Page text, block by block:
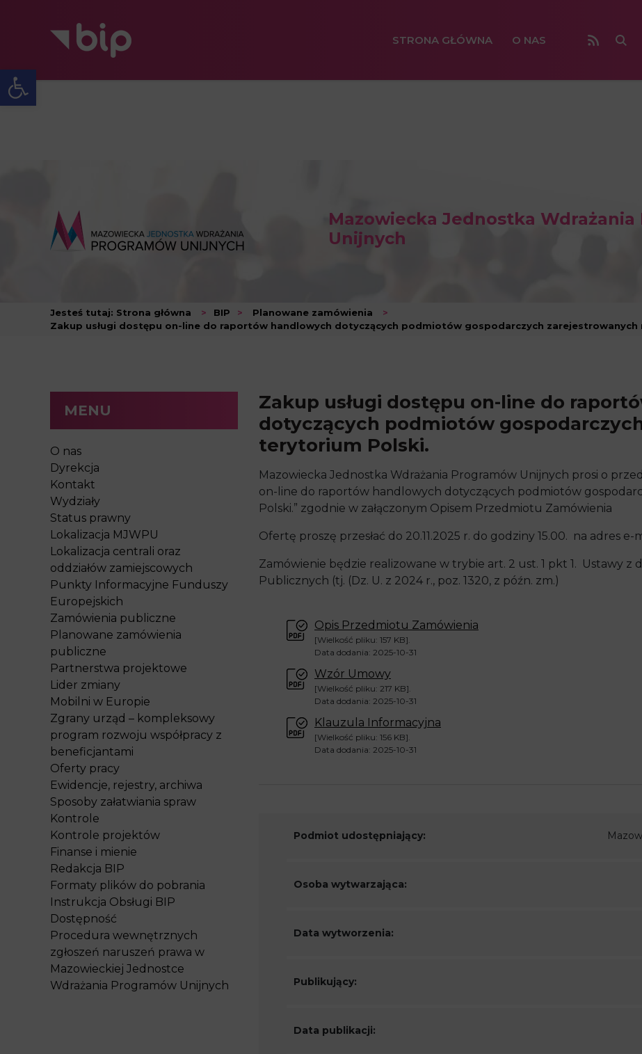
Open toolbar
STRONA GŁÓWNA O NAS
Mazowiecka Jednostka
Unijnych
Jesteś tutaj: Strona główna > BIP > Planowane zamówienia
>
Zakup usługi dostępu on-line do raportów handlowych dotyczących podmiotów gospodarczych
MENU
O nas
Dyrekcja
Kontakt
Wydziały
Status prawny
Lokalizacja MJWPU
Lokalizacja centrali oraz
oddziałów zamiejscowych
Punkty Informacyjne Funduszy
Europejskich
Zamówienia publiczne
Planowane zamówienia
publiczne
Partnerstwa projektowe
Lider zmiany
Mobilni w Europie
Zgrany urząd – kompleksowy
program rozwoju współpracy z
beneficjantami
Oferty pracy
Ewidencje, rejestry, archiwa
Sposoby załatwiania spraw
Kontrole
Kontrole projektów
Finanse i mienie
Redakcja BIP
Formaty plików do pobrania
Instrukcja Obsługi BIP
Dostępność
Procedura wewnętrznych
zgłoszeń naruszeń prawa w
Mazowieckiej Jednostce
Wdrażania Programów Unijnych
Zakup usługi dostępu on-line do
dotyczących podmiotów
terytorium Polski.
Mazowiecka Jednostka Wdrażania Programów Unijnych prosi o
on-line do raportów handlowych dotyczących podmiotów
Polski.” zgodnie w załączonym Opisem Przedmiotu Zamówienia
Ofertę proszę przesłać do 20.11.2025 r. do godziny 15.00. na adres e-
Zamówienie będzie realizowane w trybie art. 2 ust. 1 pkt 1. Ustawy z
Publicznych (tj. (Dz. U. z 2024 r., poz. 1320, z późn. zm.)
Opis Przedmiotu Zamówienia
[Wielkość pliku: 157 KB].
Data dodania: 2025-10-31
Wzór Umowy
[Wielkość pliku: 217 KB].
Data dodania: 2025-10-31
Klauzula Informacyjna
[Wielkość pliku: 156 KB].
Data dodania: 2025-10-31
Podmiot udostępniający:
Osoba wytwarzająca:
Data wytworzenia:
Publikujący:
Data publikacji: